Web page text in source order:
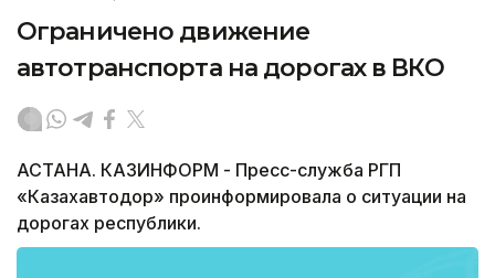
Ограничено движение
автотранспорта на дорогах в ВКО
АСТАНА. КАЗИНФОРМ - Пресс-служба РГП
«Казахавтодор» проинформировала о ситуации на
дорогах республики.